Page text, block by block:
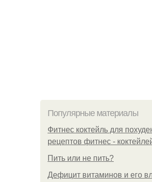
Популярные материалы
Фитнес коктейль для
рецептов фитнес -
Пить или не пить?
Дефицит витаминов и его